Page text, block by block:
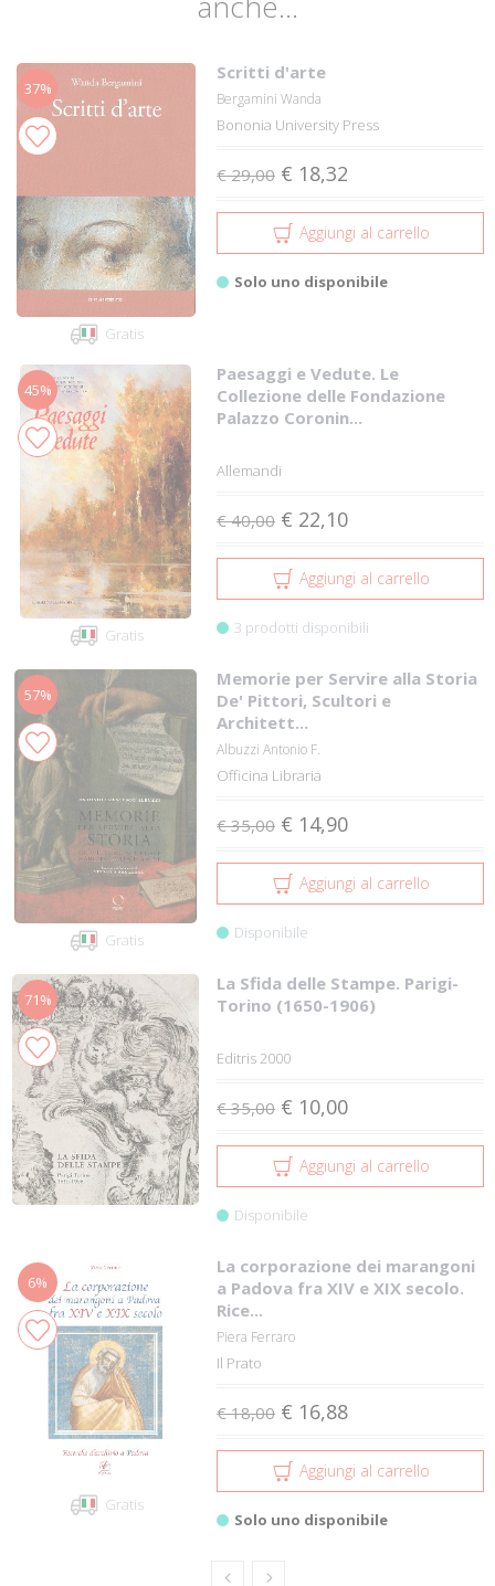
37%
Gratis
Scritti d'arte
Bergamini Wanda
Bononia University Press
€ 29,00 € 18,32
Aggiungi al carrello
Solo uno disponibile
45%
Gratis
Paesaggi e Vedute. Le
Collezione delle Fondazione
Palazzo Coronin...
Allemandi
€ 40,00 € 22,10
Aggiungi al carrello
3 prodotti disponibili
57%
Gratis
Memorie per Servire alla Storia
De' Pittori, Scultori e
Architett...
Albuzzi Antonio F.
Officina Libraria
€ 35,00 € 14,90
Aggiungi al carrello
Disponibile
71%
La Sfida delle Stampe. Parigi-
Torino (1650-1906)
Editris 2000
€ 35,00 € 10,00
Aggiungi al carrello
Disponibile
6%
Gratis
La corporazione dei marangoni
a Padova fra XIV e XIX secolo.
Rice...
Piera Ferraro
Il Prato
€ 18,00 € 16,88
Aggiungi al carrello
Solo uno disponibile